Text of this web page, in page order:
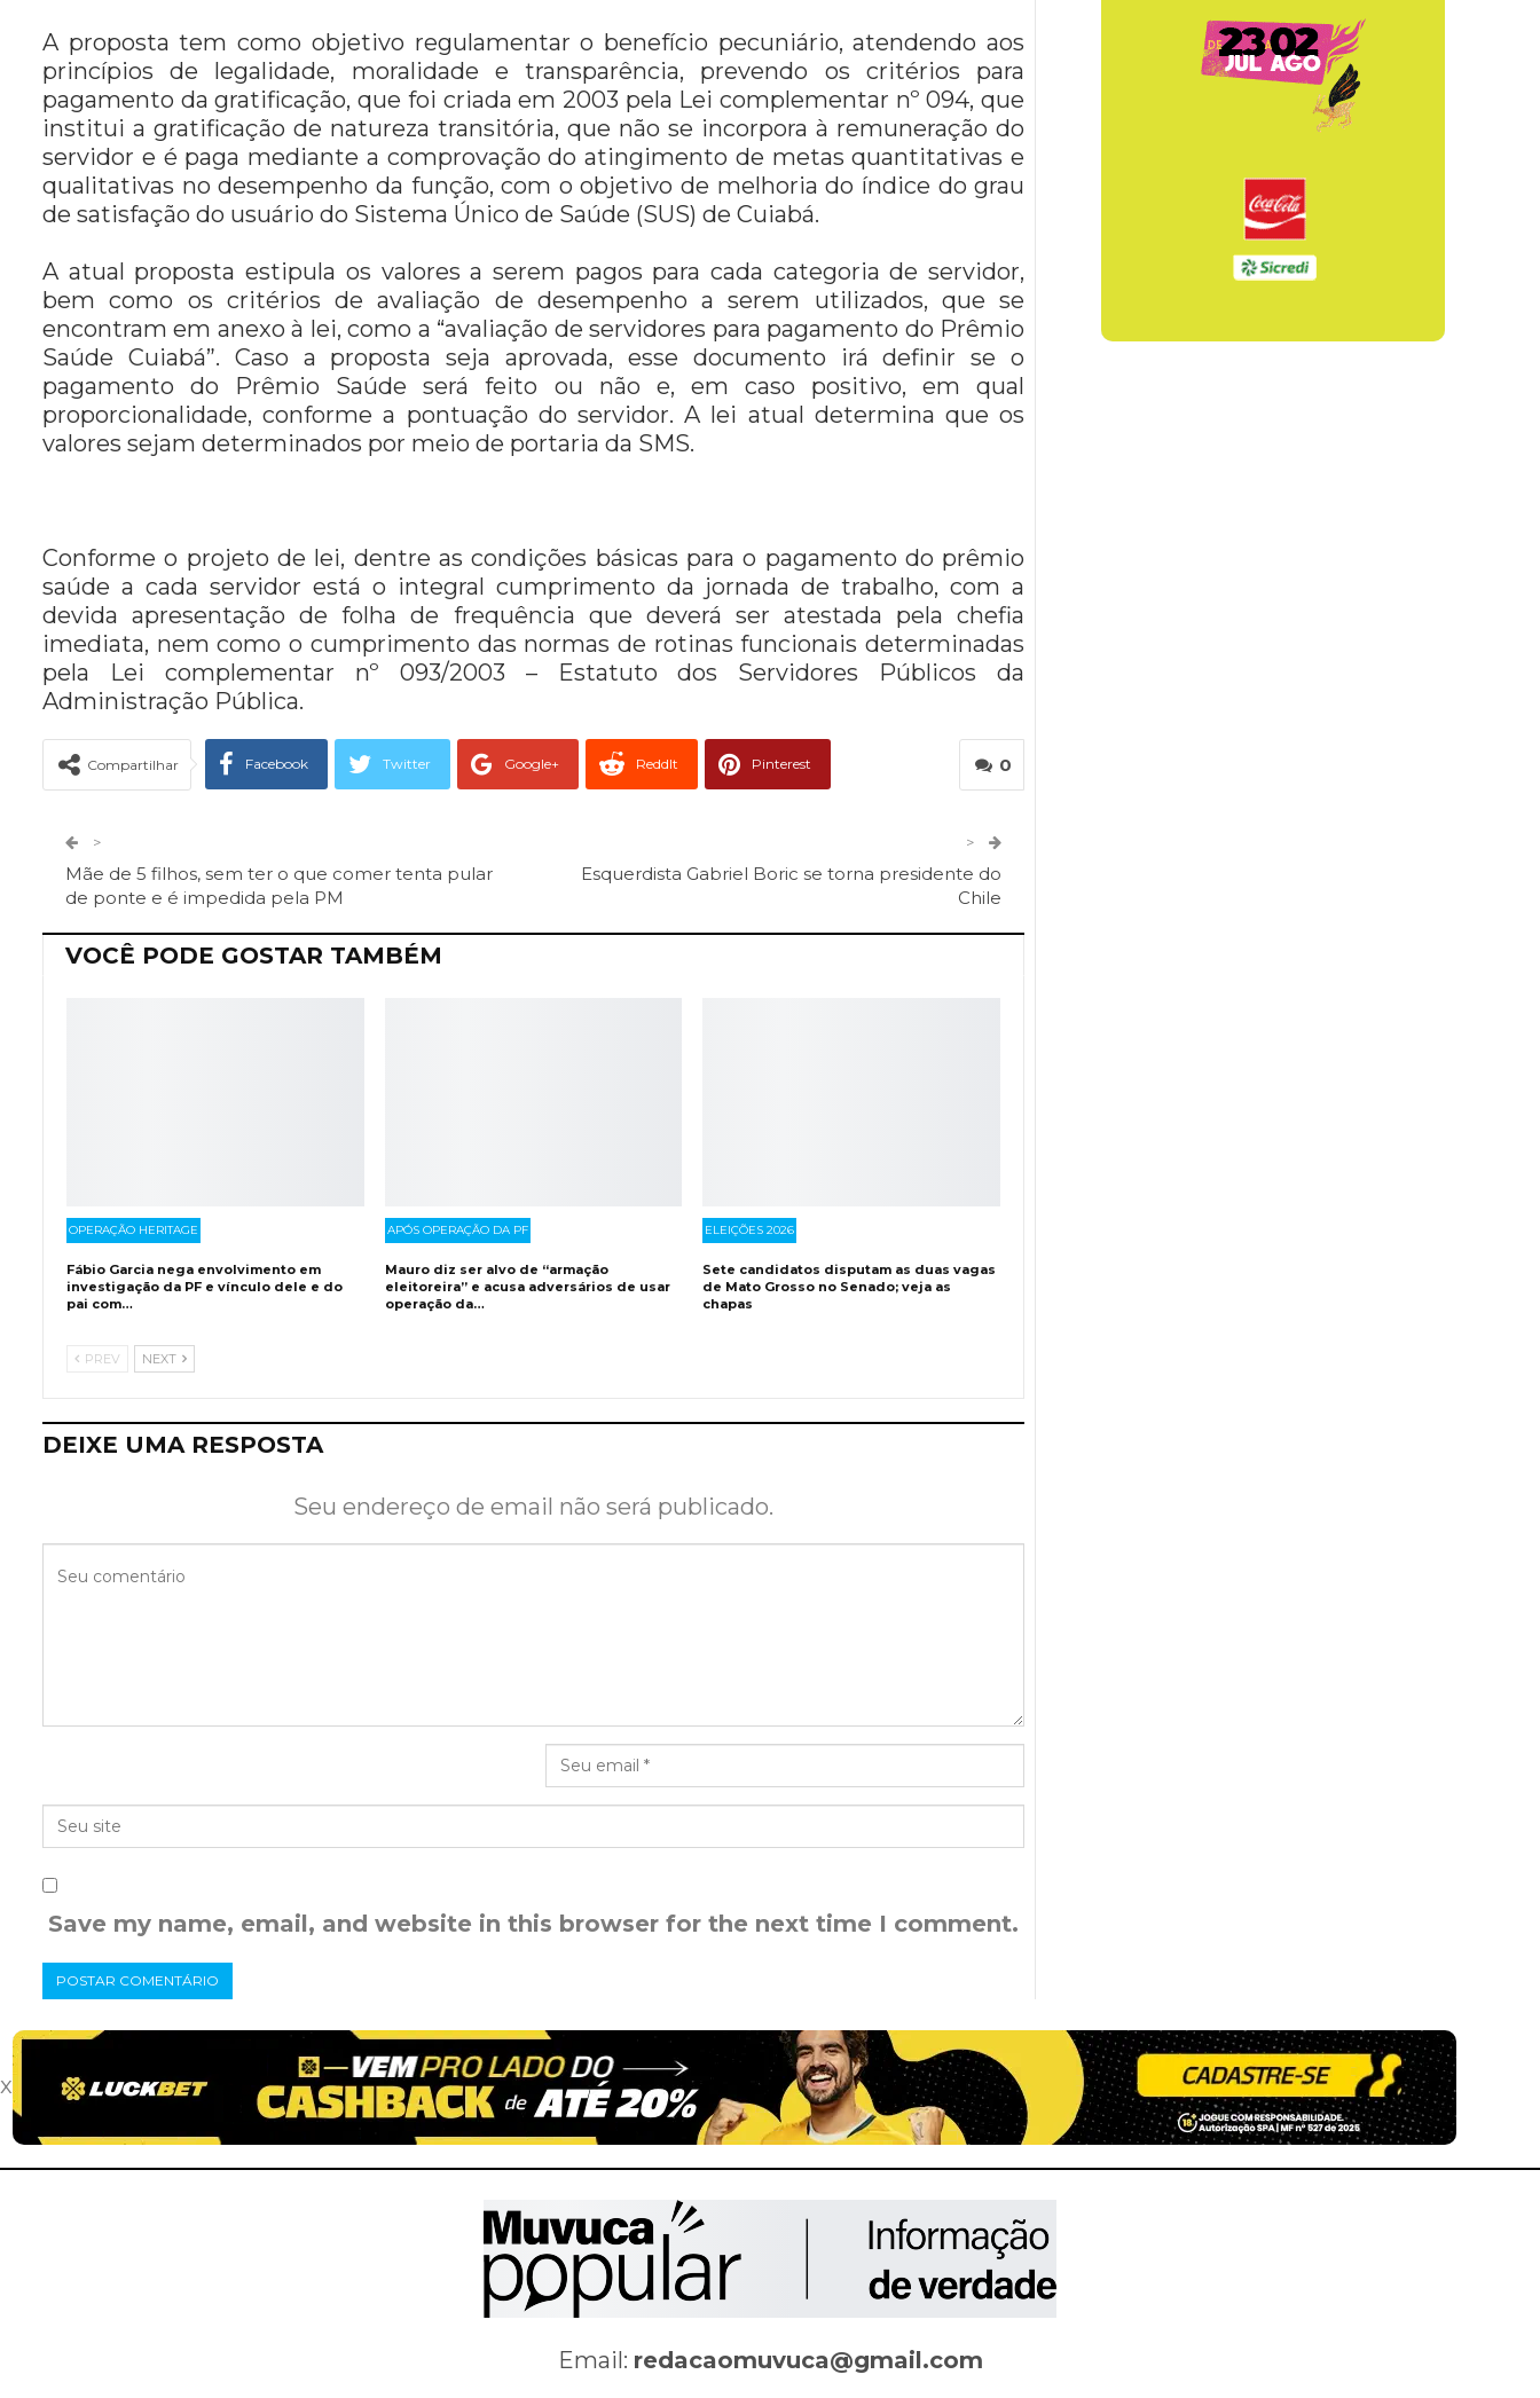
A proposta tem como objetivo regulamentar o benefício pecuniário, atendendo aos
princípios de legalidade, moralidade e transparência, prevendo os critérios para
pagamento da gratificação, que foi criada em 2003 pela Lei complementar nº 094, que
institui a gratificação de natureza transitória, que não se incorpora à remuneração do
servidor e é paga mediante a comprovação do atingimento de metas quantitativas e
qualitativas no desempenho da função, com o objetivo de melhoria do índice do grau
de satisfação do usuário do Sistema Único de Saúde (SUS) de Cuiabá.
A atual proposta estipula os valores a serem pagos para cada categoria de servidor,
bem como os critérios de avaliação de desempenho a serem utilizados, que se
encontram em anexo à lei, como a “avaliação de servidores para pagamento do Prêmio
Saúde Cuiabá”. Caso a proposta seja aprovada, esse documento irá definir se o
pagamento do Prêmio Saúde será feito ou não e, em caso positivo, em qual
proporcionalidade, conforme a pontuação do servidor. A lei atual determina que os
valores sejam determinados por meio de portaria da SMS.
Conforme o projeto de lei, dentre as condições básicas para o pagamento do prêmio
saúde a cada servidor está o integral cumprimento da jornada de trabalho, com a
devida apresentação de folha de frequência que deverá ser atestada pela chefia
imediata, nem como o cumprimento das normas de rotinas funcionais determinadas
pela Lei complementar nº 093/2003 – Estatuto dos Servidores Públicos da
Administração Pública.
0
Compartilhar Facebook Twitter Google+ ReddIt Pinterest
>
Mãe de 5 filhos, sem ter o que comer tenta pular
de ponte e é impedida pela PM
>
Esquerdista Gabriel Boric se torna presidente do
Chile
VOCÊ PODE GOSTAR TAMBÉM
OPERAÇÃO HERITAGE
Fábio Garcia nega envolvimento em
investigação da PF e vínculo dele e do
pai com…
APÓS OPERAÇÃO DA PF
Mauro diz ser alvo de “armação
eleitoreira” e acusa adversários de usar
operação da…
ELEIÇÕES 2026
Sete candidatos disputam as duas vagas
de Mato Grosso no Senado; veja as
chapas
PREV NEXT
DEIXE UMA RESPOSTA
Seu endereço de email não será publicado.
Save my name, email, and website in this browser for the next time I comment.
x
Email: redacaomuvuca@gmail.com